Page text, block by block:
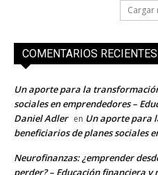
Cargar
COMENTARIOS RECIENTES
Un aporte para la
sociales en emprendedores –
Daniel Adler en Un aporte para
beneficiarios de planes sociales
Neurofinanzas: ¿emprender
perder? – Educación financiera